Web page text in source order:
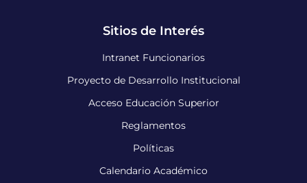
Sitios de Interés
Intranet Funcionarios
Proyecto de Desarrollo Institucional
Acceso Educación Superior
Reglamentos
Políticas
Calendario Académico